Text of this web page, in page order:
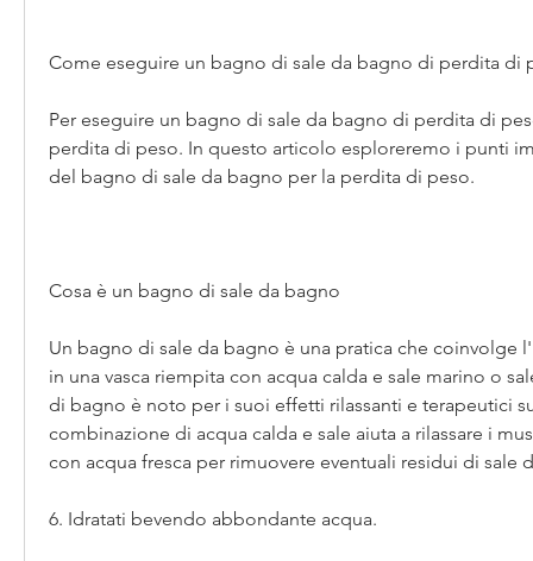
Come eseguire un bagno di sale da bagno di perdita di
Per eseguire un bagno di sale da bagno di perdita di
perdita di peso. In questo articolo esploreremo i punti
del bagno di sale da bagno per la perdita di peso.
Cosa è un bagno di sale da bagno
Un bagno di sale da bagno è una pratica che coinvolge
in una vasca riempita con acqua calda e sale marino o
di bagno è noto per i suoi effetti rilassanti e terapeutici
combinazione di acqua calda e sale aiuta a rilassare i
con acqua fresca per rimuovere eventuali residui di sale
6. Idratati bevendo abbondante acqua.